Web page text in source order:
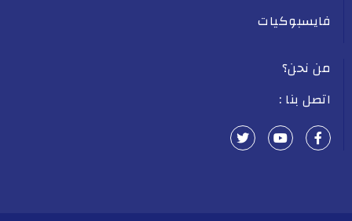
فايسبوكيات
من نحن؟
اتصل بنا :